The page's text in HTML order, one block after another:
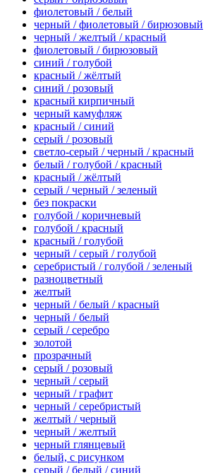
фиолетовый / белый
черный / фиолетовый / бирюзовый
черный / желтый / красный
фиолетовый / бирюзовый
синий / голубой
красный / жёлтый
синий / розовый
красный кирпичный
черный камуфляж
красный / синий
серый / розовый
светло-серый / черный / красный
белый / голубой / красный
красный / жёлтый
серый / черный / зеленый
без покраски
голубой / коричневый
голубой / красный
красный / голубой
черный / серый / голубой
серебристый / голубой / зеленый
разноцветный
желтый
черный / белый / красный
черный / белый
серый / серебро
золотой
прозрачный
серый / розовый
черный / серый
черный / графит
черный / серебристый
желтый / черный
черный / желтый
черный глянцевый
белый, с рисунком
серый / белый / синий